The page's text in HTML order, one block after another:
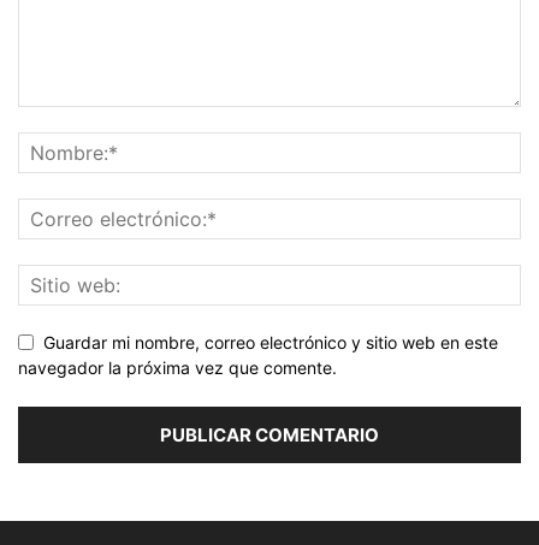
Guardar mi nombre, correo electrónico y sitio web en este
navegador la próxima vez que comente.